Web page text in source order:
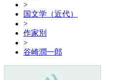
>
国文学（近代）
>
作家別
>
谷崎潤一郎